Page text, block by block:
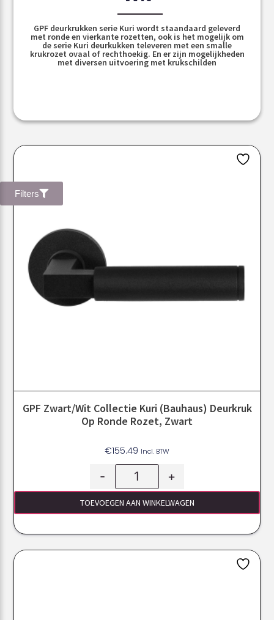
GPF deurkrukken serie Kuri wordt staandaard geleverd
met ronde en vierkante rozetten, ook is het mogelijk om
de serie Kuri deurkukken televeren met een smalle
krukrozet ovaal of rechthoekig. En er zijn mogelijkheden
met diversen uitvoering met krukschilden
Filters
GPF Zwart/Wit Collectie Kuri (Bauhaus) Deurkruk
Op Ronde Rozet, Zwart
€155.49 Incl. BTW
- +
TOEVOEGEN AAN WINKELWAGEN